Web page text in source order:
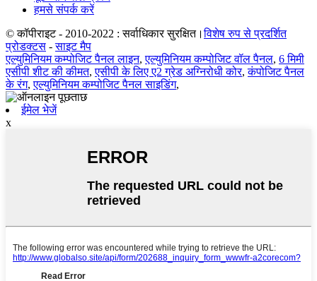
हमसे संपर्क करें
© कॉपीराइट - 2010-2022 : सर्वाधिकार सुरक्षित।विशेष रुप से प्रदर्शित
प्रोडक्टस -साइट मैप
एल्युमिनियम कम्पोजिट पैनल लाइन,एल्युमिनियम कम्पोजिट वॉल पैनल, 6 मिमी
एसीपी शीट की कीमत,एसीपी के लिए ए2 ग्रेड अग्निरोधी कोर,कंपोजिट पैनल
के रंग,एल्युमिनियम कम्पोजिट पैनल साइडिंग,
ईमेल भेजें
x